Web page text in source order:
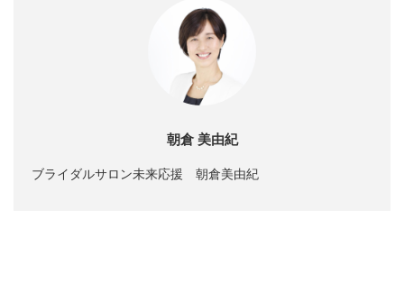
朝倉 美由紀
ブライダルサロン未来応援 朝倉美由紀